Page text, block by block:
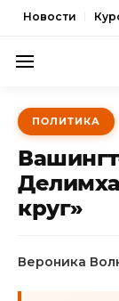
Новости
ПОЛИТИКА
ЭКОНОМИКА
ОБЩЕСТВО
СПОРТ
ПОЛИТИКА
круг»
Вероника